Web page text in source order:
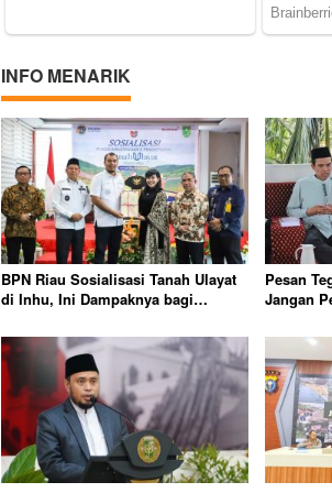
INFO MENARIK
BPN Riau Sosialisasi Tanah Ulayat
di Inhu, Ini Dampaknya bagi
Pesan
Jangan